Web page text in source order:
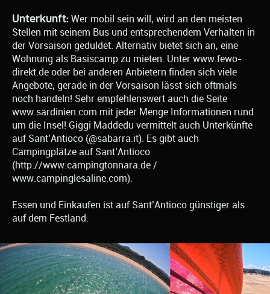
Unterkunft: Wer mobil sein will, wird an den meisten
Stellen mit seinem Bus und entsprechendem Verhalten in
der Vorsaison geduldet. Alternativ bietet sich an, eine
Wohnung als Basiscamp zu mieten. Unter www.fewo-
direkt.de oder bei anderen Anbietern finden sich viele
Angebote, gerade in der Vorsaison lässt sich oftmals
noch handeln! Sehr empfehlenswert auch die Seite
www.sardinien.com mit jeder Menge Informationen rund
um die Insel! Giggi Maddedu vermittelt auch Unterkünfte
auf Sant’Antioco (@sabarra.it). Es gibt auch
Campingplätze auf Sant’Antioco
(http://www.campingtonnara.de /
www.campinglesaline.com).
Essen und Einkaufen ist auf Sant’Antioco günstiger als
auf dem Festland.